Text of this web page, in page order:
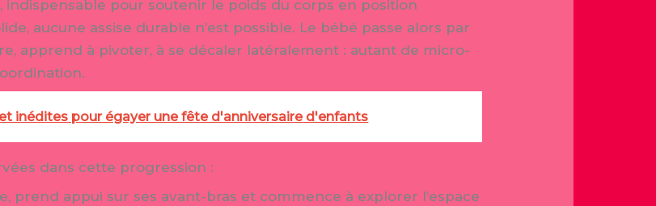
pour soutenir le poids du corps en position
aucune assise durable n’est possible. Le bébé passe alors par
apprend à pivoter, à se décaler latéralement : autant de micro-
inédites pour égayer une fête d'anniversaire d'enfants
dans cette progression :
prend appui sur ses avant-bras et commence à explorer l’espace